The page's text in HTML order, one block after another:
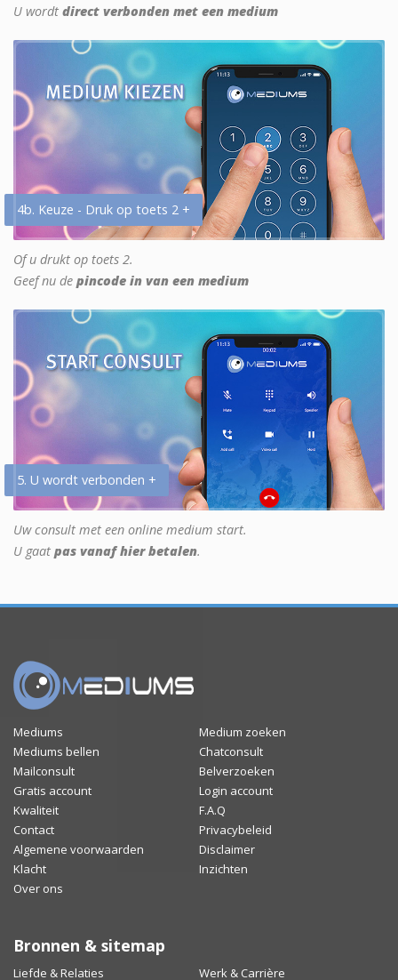
U wordt direct verbonden met een medium
4b. Keuze - Druk op toets 2 +
Of u drukt op toets 2.
Geef nu de pincode in van een medium
5. U wordt verbonden +
Uw consult met een online medium start.
U gaat pas vanaf hier betalen.
Mediums
Medium zoeken
Mediums bellen
Chatconsult
Mailconsult
Belverzoeken
Gratis account
Login account
Kwaliteit
F.A.Q
Contact
Privacybeleid
Algemene voorwaarden
Disclaimer
Klacht
Inzichten
Over ons
Bronnen & sitemap
Liefde & Relaties Werk & Carrière